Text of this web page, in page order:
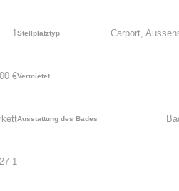
1Stellplatztyp Carport,
€Vermietet
Ausstattung des Bades
1